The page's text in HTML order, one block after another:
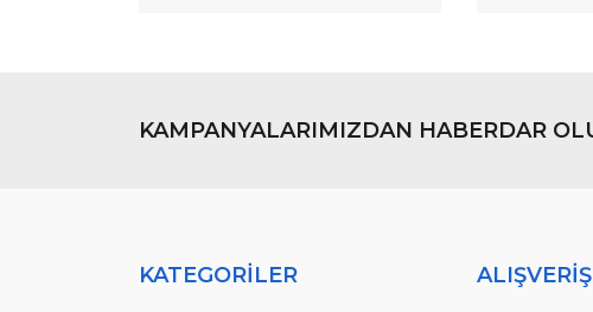
KAMPANYALARIMIZDAN HABERDAR
KATEGORİLER ALIŞVERİŞ